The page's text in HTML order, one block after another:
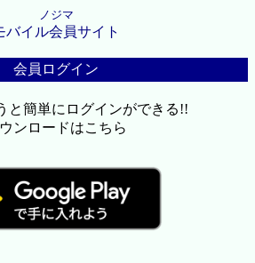
ノジマ
バイル会員サイト
会員ログイン
と簡単にログインができる!!
ンロードはこちら